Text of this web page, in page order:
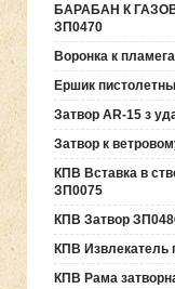
БАРАБАН К
ЗП0470
Воронка к
Ершик
Затвор AR-15 з
Затвор к
КПВ Вставка в
ЗП0075
КПВ Затвор
КПВ Извлекатель
КПВ Рама